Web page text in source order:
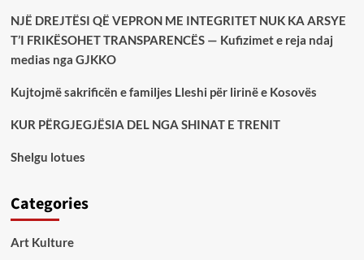
NJË DREJTËSI QË VEPRON ME INTEGRITET NUK KA ARSYE
T’I FRIKËSOHET TRANSPARENCËS — Kufizimet e reja ndaj
medias nga GJKKO
Kujtojmë sakrificën e familjes Lleshi për lirinë e Kosovës
KUR PËRGJEGJËSIA DEL NGA SHINAT E TRENIT
Shelgu lotues
Categories
Art Kulture